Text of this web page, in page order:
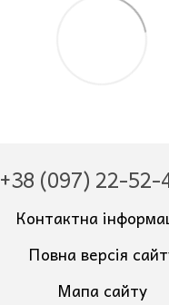
+38 (097) 22-52-
Контактна
Повна версія
Мапа сайту